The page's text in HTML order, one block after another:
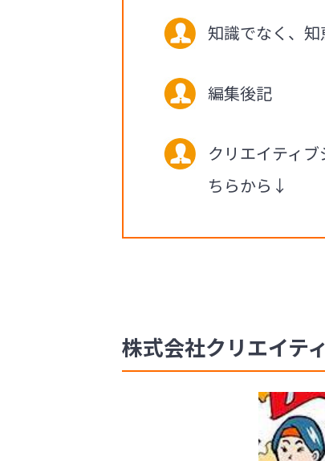
知識でなく、知
編集後記
クリエイティ
ちらから↓
株式会社クリエイテ